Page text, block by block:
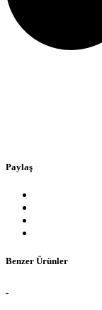
Paylaş
Benzer Ürünler